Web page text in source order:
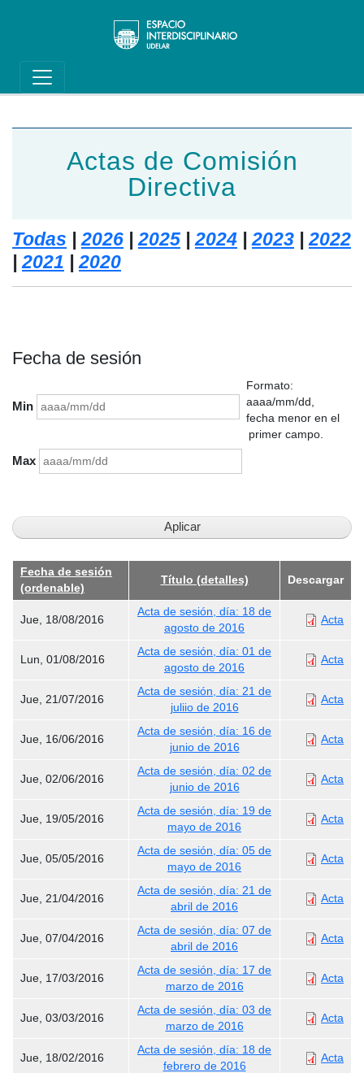
Main navigation
Actas de Comisión
Directiva
Todas | 2026 | 2025 | 2024 | 2023 | 2022
| 2021 | 2020
Fecha de sesión
Min
Max
Formato:
aaaa/mm/dd,
fecha menor en el
primer campo.
Fecha de sesión
(ordenable)
Título (detalles) Descargar
Jue, 18/08/2016
Acta de sesión, día: 18 de
agosto de 2016
Acta
Lun, 01/08/2016
Acta de sesión, día: 01 de
agosto de 2016
Acta
Jue, 21/07/2016
Acta de sesión, día: 21 de
juliio de 2016
Acta
Jue, 16/06/2016
Acta de sesión, día: 16 de
junio de 2016
Acta
Jue, 02/06/2016
Acta de sesión, día: 02 de
junio de 2016
Acta
Jue, 19/05/2016
Acta de sesión, día: 19 de
mayo de 2016
Acta
Jue, 05/05/2016
Acta de sesión, día: 05 de
mayo de 2016
Acta
Jue, 21/04/2016
Acta de sesión, día: 21 de
abril de 2016
Acta
Jue, 07/04/2016
Acta de sesión, día: 07 de
abril de 2016
Acta
Jue, 17/03/2016
Acta de sesión, día: 17 de
marzo de 2016
Acta
Jue, 03/03/2016
Acta de sesión, día: 03 de
marzo de 2016
Acta
Jue, 18/02/2016
Acta de sesión, día: 18 de
febrero de 2016
Acta